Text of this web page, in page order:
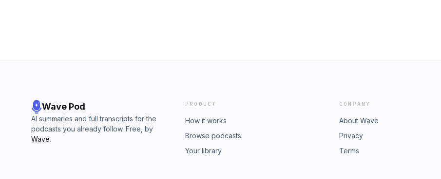
Wave Pod
AI summaries and full transcripts for the
podcasts you already follow. Free, by
Wave.
PRODUCT
How it works
Browse podcasts
Your library
COMPANY
About Wave
Privacy
Terms